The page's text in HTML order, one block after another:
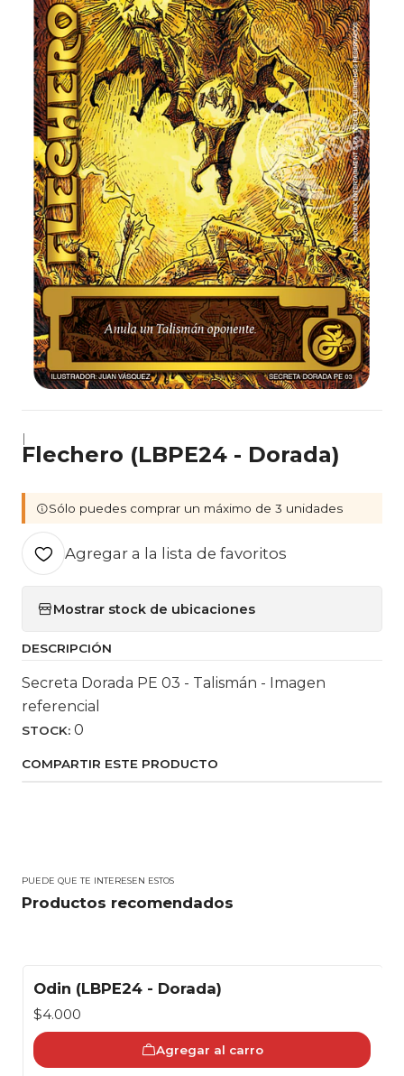
|
Flechero (LBPE24 - Dorada)
Sólo puedes comprar un máximo de 3 unidades
Agregar a la lista de favoritos
Mostrar stock de ubicaciones
DESCRIPCIÓN
Secreta Dorada PE 03 - Talismán - Imagen
referencial
STOCK: 0
COMPARTIR ESTE PRODUCTO
PUEDE QUE TE INTERESEN ESTOS
Productos recomendados
Odin (LBPE24 - Dorada)
$4.000
Agregar al carro